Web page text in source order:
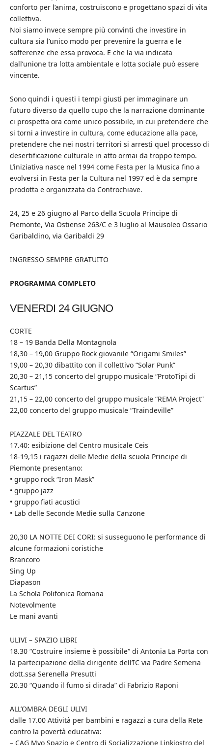
conforto per l’anima, costruiscono e progettano spazi di vita
collettiva.
Noi siamo invece sempre più convinti che investire in
cultura sia l’unico modo per prevenire la guerra e le
sofferenze che essa provoca. E che la via indicata
dall’unione tra lotta ambientale e lotta sociale può essere
vincente.
Sono quindi i questi i tempi giusti per immaginare un
futuro diverso da quello cupo che la narrazione dominante
ci prospetta ora come unico possibile, in cui pretendere che
si torni a investire in cultura, come educazione alla pace,
pretendere che nei nostri territori si arresti quel processo di
desertificazione culturale in atto ormai da troppo tempo.
L’iniziativa nasce nel 1994 come Festa per la Musica fino a
evolversi in Festa per la Cultura nel 1997 ed è da sempre
prodotta e organizzata da Controchiave.
24, 25 e 26 giugno al Parco della Scuola Principe di
Piemonte, Via Ostiense 263/C e 3 luglio al Mausoleo Ossario
Garibaldino, via Garibaldi 29
INGRESSO SEMPRE GRATUITO
PROGRAMMA COMPLETO
VENERDI 24 GIUGNO
CORTE
18 – 19 Banda Della Montagnola
18,30 – 19,00 Gruppo Rock giovanile “Origami Smiles”
19,00 – 20,30 dibattito con il collettivo “Solar Punk”
20,30 – 21,15 concerto del gruppo musicale “ProtoTipi di
Scartus”
21,15 – 22,00 concerto del gruppo musicale “REMA Project”
22,00 concerto del gruppo musicale “Traindeville”
PIAZZALE DEL TEATRO
17.40: esibizione del Centro musicale Ceis
18-19,15 i ragazzi delle Medie della scuola Principe di
Piemonte presentano:
• gruppo rock “Iron Mask”
• gruppo jazz
• gruppo fiati acustici
• Lab delle Seconde Medie sulla Canzone
20,30 LA NOTTE DEI CORI: si susseguono le performance di
alcune formazioni coristiche
Brancoro
Sing Up
Diapason
La Schola Polifonica Romana
Notevolmente
Le mani avanti
ULIVI – SPAZIO LIBRI
18.30 “Costruire insieme è possibile“ di Antonia La Porta con
la partecipazione della dirigente dell’IC via Padre Semeria
dott.ssa Serenella Presutti
20.30 “Quando il fumo si dirada” di Fabrizio Raponi
ALL’OMBRA DEGLI ULIVI
dalle 17.00 Attività per bambini e ragazzi a cura della Rete
contro la povertà educativa:
– CAG Myo Spazio e Centro di Socializzazione Linkiostro del